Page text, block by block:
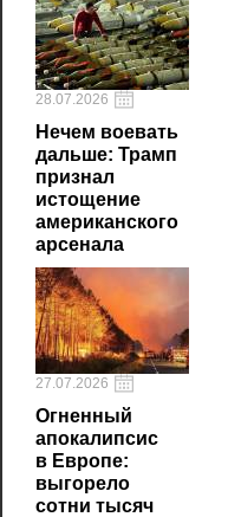
28.07.2026
Нечем воевать
дальше: Трамп
признал
истощение
американского
арсенала
27.07.2026
Огненный
апокалипсис
в Европе:
выгорело
сотни тысяч